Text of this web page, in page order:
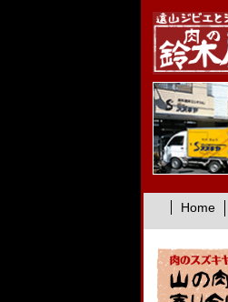
Home